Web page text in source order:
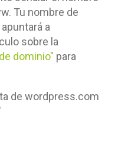
Tu nombre de
a
sobre la
dominio" para
de wordpress.com